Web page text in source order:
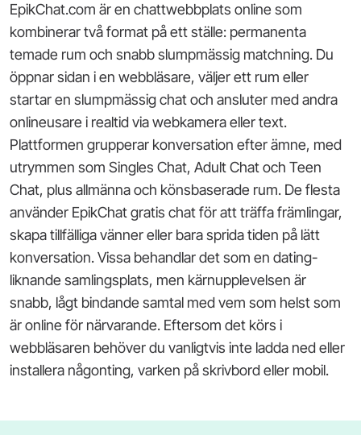
EpikChat.com är en chattwebbplats online som
kombinerar två format på ett ställe: permanenta
temade rum och snabb slumpmässig matchning. Du
öppnar sidan i en webbläsare, väljer ett rum eller
startar en slumpmässig chat och ansluter med andra
onlineusare i realtid via webkamera eller text.
Plattformen grupperar konversation efter ämne, med
utrymmen som Singles Chat, Adult Chat och Teen
Chat, plus allmänna och könsbaserade rum. De flesta
använder EpikChat gratis chat för att träffa främlingar,
skapa tillfälliga vänner eller bara sprida tiden på lätt
konversation. Vissa behandlar det som en dating-
liknande samlingsplats, men kärnupplevelsen är
snabb, lågt bindande samtal med vem som helst som
är online för närvarande. Eftersom det körs i
webbläsaren behöver du vanligtvis inte ladda ned eller
installera någonting, varken på skrivbord eller mobil.